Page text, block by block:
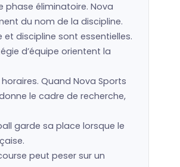
phase éliminatoire. Nova
du nom de la discipline.
discipline sont essentielles.
d’équipe orientent la
Quand Nova Sports
le cadre de recherche,
garde sa place lorsque le
peut peser sur un